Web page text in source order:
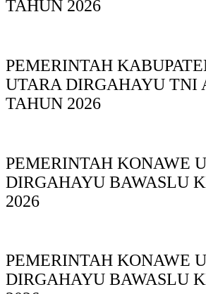
TAHUN 2026
PEMERINTAH
UTARA DIRGAHAYU TNI
TAHUN 2026
PEMERINTAH KONAWE
DIRGAHAYU BAWASLU
2026
PEMERINTAH KONAWE
DIRGAHAYU BAWASLU